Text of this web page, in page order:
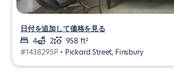
日付を追加して価格を見る
4
2
958 ft²
#1438295P • Pickard Street, Finsbury